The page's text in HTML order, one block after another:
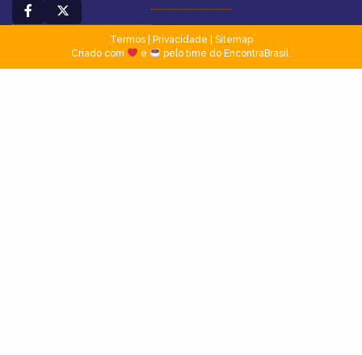
Termos| Privacidade
Sitemap
Criado com
e pelo time do EncontraBrasil